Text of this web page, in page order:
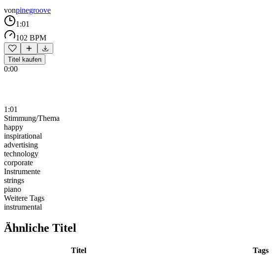
vonpinegroove
1:01
102 BPM
Titel kaufen
0:00
1:01
Stimmung/Thema
happy
inspirational
advertising
technology
corporate
Instrumente
strings
piano
Weitere Tags
instrumental
Ähnliche Titel
Titel Tags